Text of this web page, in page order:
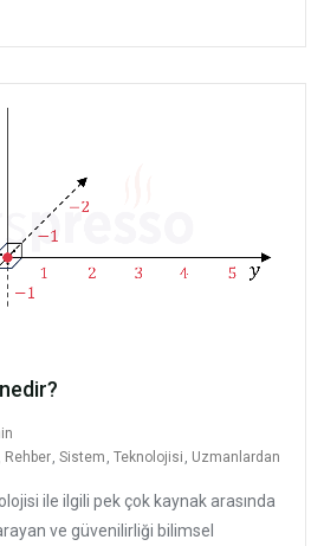
Rehber, Sistem , Teknolojisi , Uzmanlardan
ile ilgili pek çok kaynak arasında
ve güvenilirliği bilimsel